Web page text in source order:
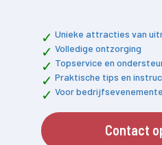
Unieke attracties van
Volledige ontzorging
Topservice en
Praktische tips en
Voor
Contact